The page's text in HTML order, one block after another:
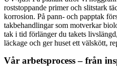
roststoppande primer och slitstark
korrosion. På pann- och papptak
takbehandlingar som motverkar
tak i tid förlänger du takets
läckage och ger huset ett välskött,
Vår arbetsprocess – från